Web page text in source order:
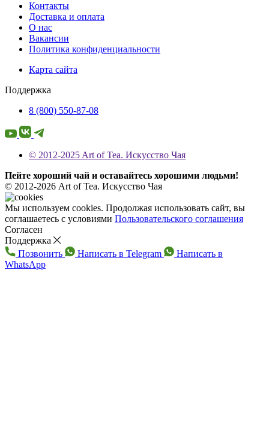
Контакты
Доставка и оплата
О нас
Вакансии
Политика конфиденциальности
Карта сайта
Поддержка
8 (800) 550-87-08
© 2012-2025 Art of Tea. Искусство Чая
Пейте хороший чай и оставайтесь хорошими людьми!
© 2012-2026 Art of Tea. Искусство Чая
Мы используем cookies. Продолжая использовать сайт, вы
соглашаетесь с условиями Пользовательского соглашения
Согласен
Поддержка
Позвонить
Написать в Telegram
Написать в
WhatsApp